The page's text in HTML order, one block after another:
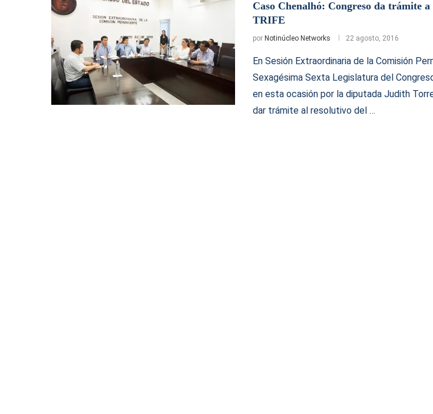
Caso Chenalhó: Congreso da trámite
TRIFE
por Notinúcleo Networks 22 agosto, 2016
En Sesión Extraordinaria de la Comisión
Sexagésima Sexta Legislatura del
en esta ocasión por la diputada Judith
dar trámite al resolutivo del …